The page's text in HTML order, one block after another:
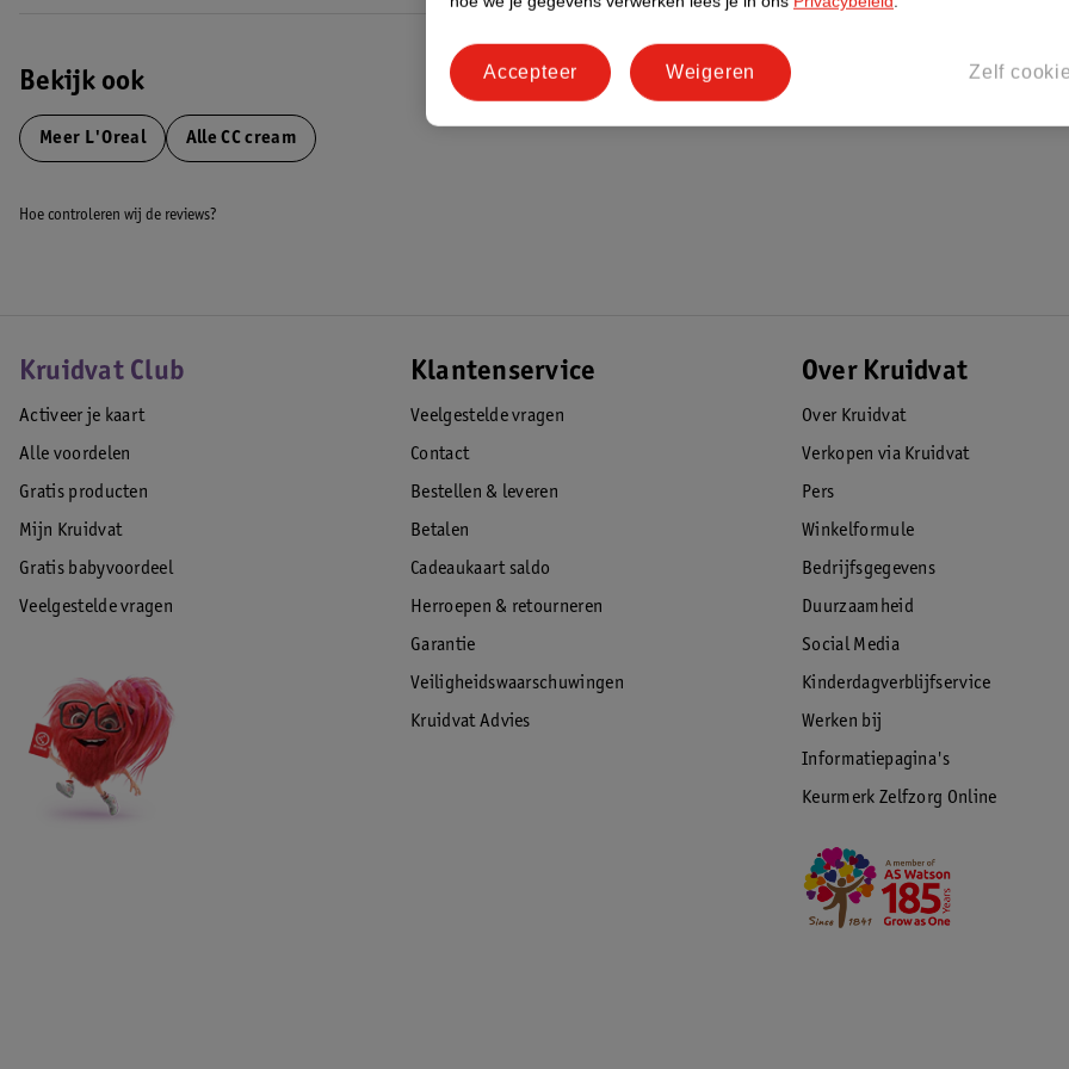
Bekijk ook
Meer L'Oreal Alle CC cream
Hoe controleren wij de reviews?
Kruidvat Club
Activeer je kaart
Alle voordelen
Gratis producten
Mijn Kruidvat
Gratis babyvoordeel
Veelgestelde vragen
Klantenservice
Veelgestelde vragen
Contact
Bestellen & leveren
Betalen
Cadeaukaart saldo
Herroepen & retourneren
Garantie
Veiligheidswaarschuwingen
Kruidvat Advies
Over Kruidvat
Over Kruidvat
Verkopen via Kruidvat
Pers
Winkelformule
Bedrijfsgegevens
Duurzaamheid
Social Media
Kinderdagverblijfservice
Werken bij
Informatiepagina's
Keurmerk Zelfzorg Online
Zelf
Weigeren
Accepteer